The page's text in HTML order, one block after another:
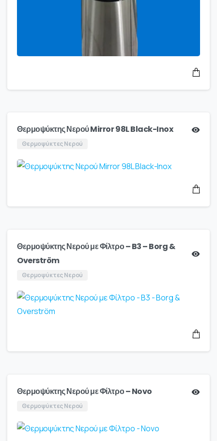
Θερμοψύκτης Νερού Mirror 98L Black-Inox
Θερμοψύκτες Νερού
Θερμοψύκτης Νερού με Φίλτρο – B3 – Borg &
Overström
Θερμοψύκτες Νερού
Θερμοψύκτης Νερού με Φίλτρο – Novo
Θερμοψύκτες Νερού